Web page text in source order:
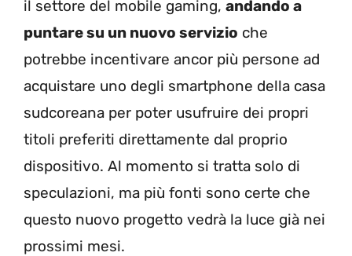
il settore del mobile gaming, andando a
puntare su un nuovo servizio che
potrebbe incentivare ancor più persone ad
acquistare uno degli smartphone della casa
sudcoreana per poter usufruire dei propri
titoli preferiti direttamente dal proprio
dispositivo. Al momento si tratta solo di
speculazioni, ma più fonti sono certe che
questo nuovo progetto vedrà la luce già nei
prossimi mesi.